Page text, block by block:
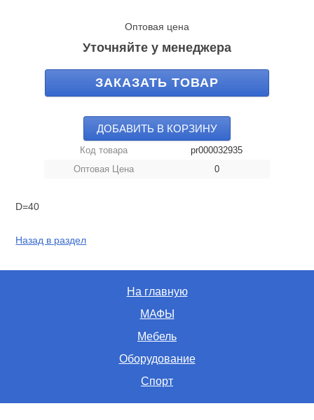
Оптовая цена
Уточняйте у менеджера
ЗАКАЗАТЬ ТОВАР
ДОБАВИТЬ В КОРЗИНУ
Код товара
pr000032935
Оптовая Цена
0
D=40
Назад в раздел
На главную
МАФЫ
Мебель
Оборудование
Спорт